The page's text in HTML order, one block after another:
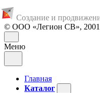
Создание и
© ООО «Легион СВ»,
Меню
Главная
Каталог